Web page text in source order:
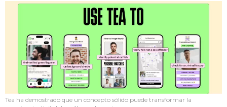
Tea ha demostrado que un concepto sólido puede transformar la